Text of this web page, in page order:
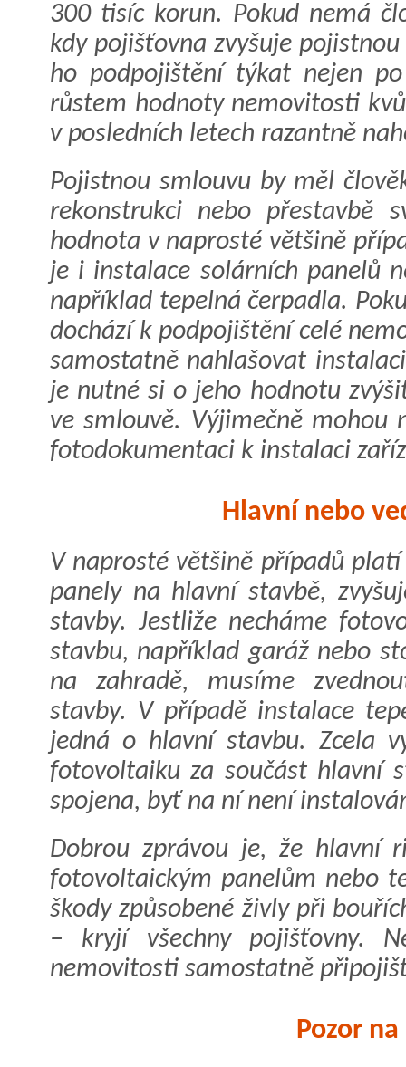
300 tisíc korun. Pokud nemá
kdy pojišťovna zvyšuje
ho podpojištění týkat nejen
růstem hodnoty nemovitosti
v posledních letech razantně
Pojistnou smlouvu by měl
rekonstrukci nebo přestavbě
hodnota v naprosté většině
je i instalace solárních panelů
například tepelná čerpadla.
dochází k podpojištění celé
samostatně nahlašovat
je nutné si o jeho hodnotu
ve smlouvě. Výjimečně mohou
fotodokumentaci k instalaci
Hlavní nebo
V naprosté většině případů
panely na hlavní stavbě,
stavby. Jestliže necháme
stavbu, například garáž nebo
na zahradě, musíme
stavby. V případě instalace
jedná o hlavní stavbu. Zcela
fotovoltaiku za součást hlavní
spojena, byť na ní není
Dobrou zprávou je, že hlavní
fotovoltaickým panelům nebo
škody způsobené živly při
– kryjí všechny pojišťovny.
nemovitosti samostatně
Pozor